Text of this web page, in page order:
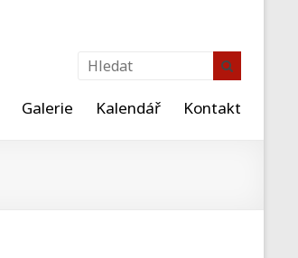
Galerie Kalendář Kontakt